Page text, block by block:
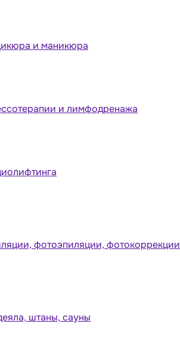
и маникюра
и лимфодренажа
фотоэпиляции, фотокоррекции
штаны, сауны